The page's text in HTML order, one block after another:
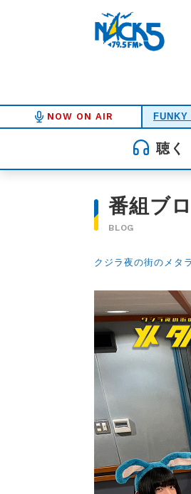
NOW ON AIR
聴く
番組ブ
BLOG
クジラ夜の街のメタ